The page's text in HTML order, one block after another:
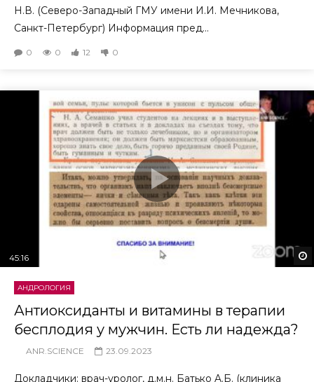
Н.В. (Северо-Западный ГМУ имени И.И. Мечникова,
Санкт-Петербург) Информация пред...
0 0 12 0
45:16
АНДРОЛОГИЯ
Антиоксиданты и витамины в терапии
бесплодия у мужчин. Есть ли надежда?
ANR.SCIENCE 23.09.2023
Докладчики: врач-уролог, д.м.н. Батько A.Б. (клиника